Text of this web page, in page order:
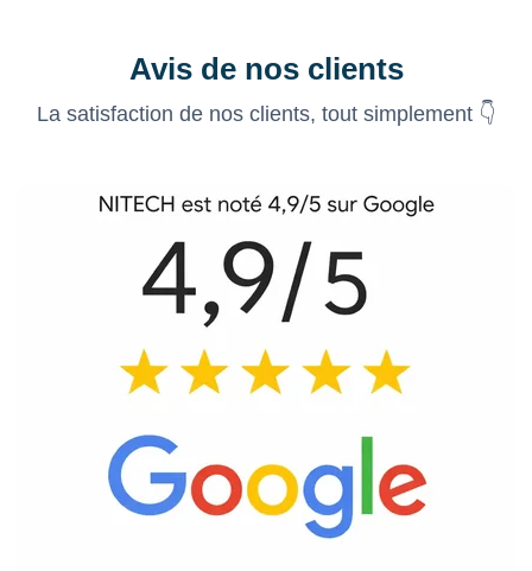
Avis de nos clients
La satisfaction de nos clients, tout simplement 👇